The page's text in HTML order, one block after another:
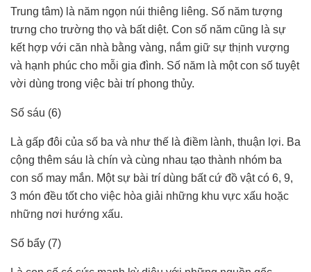
Trung tâm) là năm ngọn núi thiêng liêng. Số năm tượng
trưng cho trường thọ và bất diệt. Con số năm cũng là sự
kết hợp với căn nhà bằng vàng, nắm giữ sự thịnh vượng
và hạnh phúc cho mỗi gia đình. Số năm là một con số tuyệt
vời dùng trong việc bài trí phong thủy.
Số sáu (6)
Là gấp đôi của số ba và như thế là điềm lành, thuận lợi. Ba
cộng thêm sáu là chín và cùng nhau tạo thành nhóm ba
con số may mắn. Một sự bài trí dùng bất cứ đồ vật có 6, 9,
3 món đều tốt cho việc hòa giải những khu vực xấu hoặc
những nơi hướng xấu.
Số bẩy (7)